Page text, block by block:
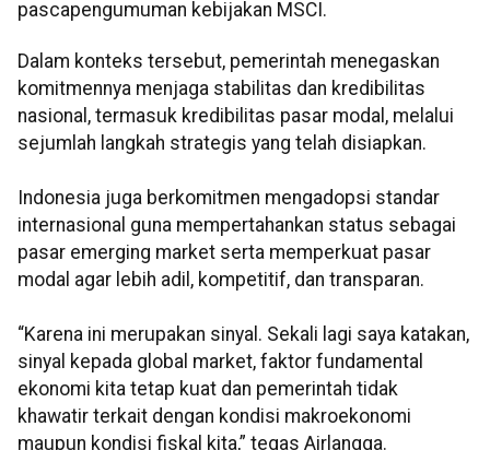
pascapengumuman kebijakan MSCI.
Dalam konteks tersebut, pemerintah menegaskan
komitmennya menjaga stabilitas dan kredibilitas
nasional, termasuk kredibilitas pasar modal, melalui
sejumlah langkah strategis yang telah disiapkan.
Indonesia juga berkomitmen mengadopsi standar
internasional guna mempertahankan status sebagai
pasar emerging market serta memperkuat pasar
modal agar lebih adil, kompetitif, dan transparan.
“Karena ini merupakan sinyal. Sekali lagi saya katakan,
sinyal kepada global market, faktor fundamental
ekonomi kita tetap kuat dan pemerintah tidak
khawatir terkait dengan kondisi makroekonomi
maupun kondisi fiskal kita,” tegas Airlangga.